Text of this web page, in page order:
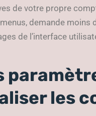
de votre propre
demande moins
de l’interface
les